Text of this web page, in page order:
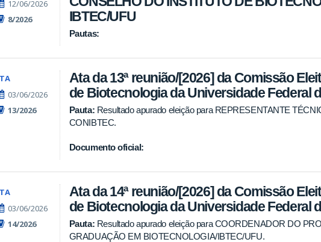
12/06/2026
8/2026
IBTEC/UFU
Pautas:
03/06/2026
13/2026
Ata da 13ª reunião/[2026] da Comissão
de Biotecnologia da Universidade Federal
Pauta: Resultado apurado eleição para REPRESENTANTE
CONIBTEC.
Documento oficial:
03/06/2026
14/2026
Ata da 14ª reunião/[2026] da Comissão
de Biotecnologia da Universidade Federal
Pauta: Resultado apurado eleição para COORDENADOR DO
GRADUAÇÃO EM BIOTECNOLOGIA/IBTEC/UFU.